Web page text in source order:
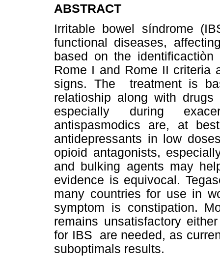
ABSTRACT
Irritable bowel síndrome
functional diseases,
based on the
Rome I and Rome II criteria
signs. The treatment is
relatioship along with drugs
especially during
antispasmodics are, at
antidepressants in low
opioid antagonists,
and bulking agents may
evidence is equivocal.
many countries for use in
symptom is constipation.
remains unsatisfactory
for IBS are needed, as
suboptimals results.